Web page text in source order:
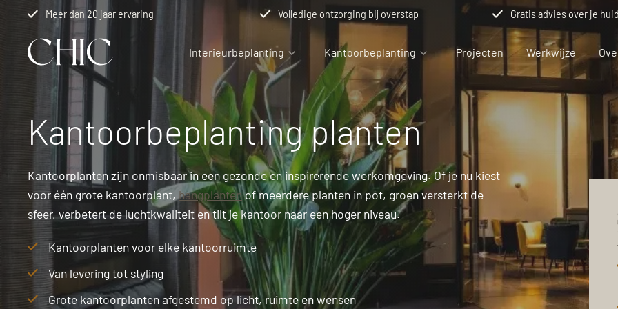
Meer dan 20 jaar ervaring Volledige ontzorging bij overstap Gratis advies over je
Interieurbeplanting Kantoorbeplanting Projecten Werkwijze
Interieurbeplanting
Interieurbeplanting bij Chic Luxe kamerplanten
Kamerplanten op stam Interieurbeplanting projecten
Kantoorbeplanting
Kantoorbeplanting bij Chic Kantoor hangplanten
Kantoor planten Kantoor bomen
Kantoor projecten
Over ons Vacatures
Projecten Werkwijze
Contact
Kantoorbeplanting planten
Kantoorplanten zijn onmisbaar in een gezonde en inspirerende werkomgeving. Of je nu kiest
voor één grote kantoorplant, hangplantenof meerdere planten in pot, groen versterkt de
sfeer, verbetert de luchtkwaliteit en tilt je kantoor naar een hoger niveau.
Kantoorplanten voor elke kantoorruimte
Van levering tot styling
Grote kantoorplanten afgestemd op licht, ruimte en wensen